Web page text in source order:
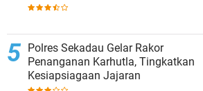
Polres Sekadau Gelar Rakor
Penanganan Karhutla, Tingkatkan
Kesiapsiagaan Jajaran